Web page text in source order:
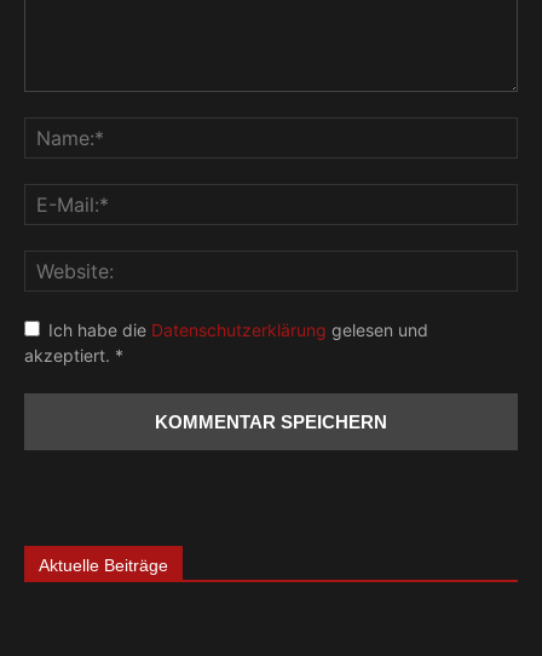
Ich habe die Datenschutzerklärung gelesen und
akzeptiert. *
Aktuelle Beiträge